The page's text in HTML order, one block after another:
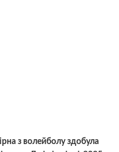
з волейболу здобула